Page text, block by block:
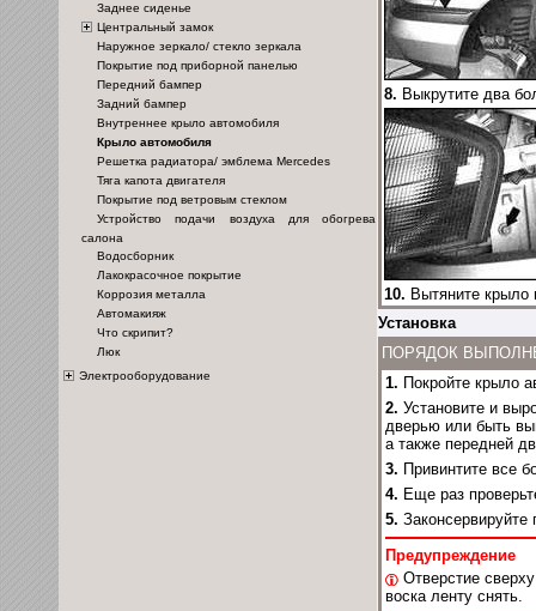
Заднее сиденье
Центральный замок
Наружное зеркало/ стекло зеркала
Покрытие под приборной панелью
Передний бампер
Задний бампер
Внутреннее крыло автомобиля
Крыло автомобиля
Решетка радиатора/ эмблема Mercedes
Тяга капота двигателя
Покрытие под ветровым стеклом
Устройство подачи воздуха для обогрева
салона
Водосборник
Лакокрасочное покрытие
Коррозия металла
Автомакияж
Что скрипит?
Люк
Электрооборудование
8. Выкрутите два
10. Вытяните крыло
Установка
ПОРЯДОК
1. Покройте крыло
2. Установите и
дверью или быть
а также передней
3. Привинтите все
4. Еще раз
5.
Предупреждение
Отверстие
воска ленту снять.